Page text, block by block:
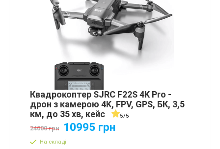
Квадрокоптер SJRC F22S 4K Pro -
дрон з камерою 4K, FPV, GPS, БК, 3,5
км, до 35 хв, кейс
5/5
24000 грн 10995 грн
На складі